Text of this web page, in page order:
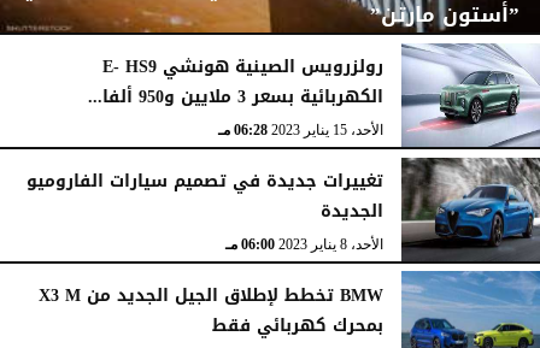
”أستون مارتن”
الخميس، 9 نوفمبر 2023 08:36 مـ
رولزرويس الصينية هونشي E- HS9
الكهربائية بسعر 3 ملايين و950 ألفا...
الأحد، 15 يناير 2023 06:28 مـ
تغييرات جديدة في تصميم سيارات الفاروميو
الجديدة
الأحد، 8 يناير 2023 06:00 مـ
BMW تخطط لإطلاق الجيل الجديد من X3 M
بمحرك كهربائي فقط